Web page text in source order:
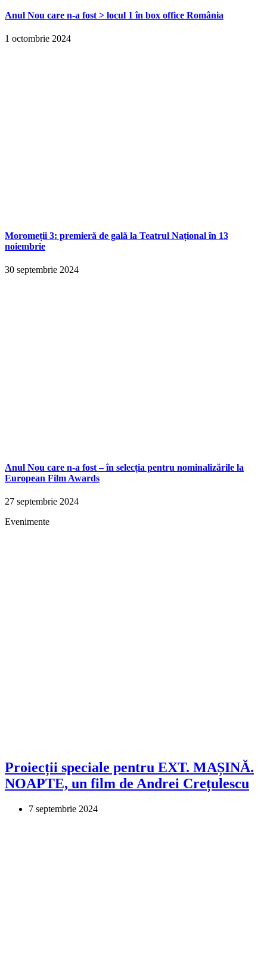
Anul Nou care n-a fost > locul 1 în box office România
1 octombrie 2024
Moromeții 3: premieră de gală la Teatrul Național în 13
noiembrie
30 septembrie 2024
Anul Nou care n-a fost – în selecția pentru nominalizările la
European Film Awards
27 septembrie 2024
Evenimente
Proiecții speciale pentru EXT. MAȘINĂ.
NOAPTE, un film de Andrei Crețulescu
7 septembrie 2024